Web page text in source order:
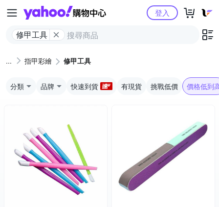
Yahoo購物中心
修甲工具
登入
指甲彩繪 修甲工具
分類 品牌 快速到貨 有現貨 挑戰低價 價格低到